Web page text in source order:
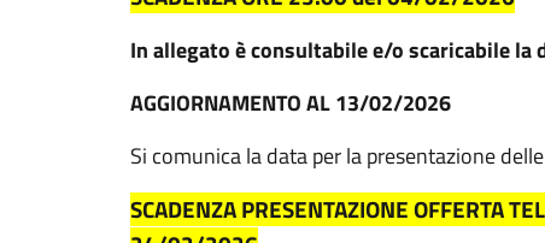
In allegato è consultabile e/o scaricabile la
AGGIORNAMENTO AL 13/02/2026
Si comunica la data per la presentazione
SCADENZA PRESENTAZIONE OFFERTA